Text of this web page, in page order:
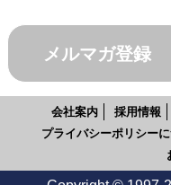
メルマガ登録
会社案内 採用情報
プライバシーポリシー